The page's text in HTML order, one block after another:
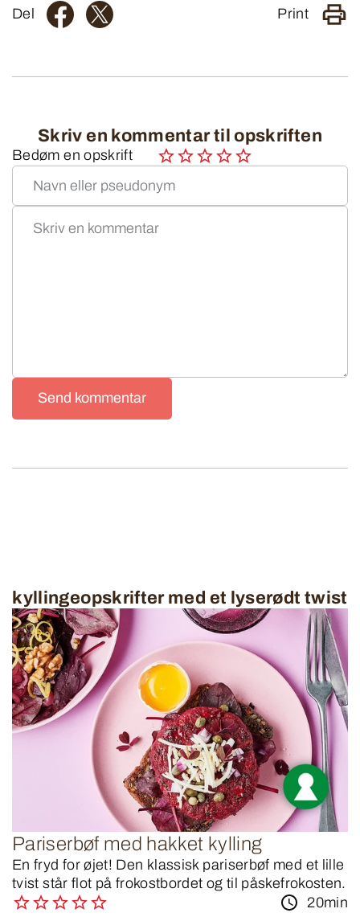
Del Print
Skriv en kommentar til opskriften
Bedøm en opskrift
Send kommentar
kyllingeopskrifter med et lyserødt twist
Pariserbøf med hakket kylling
En fryd for øjet! Den klassisk pariserbøf med et lille
tvist står flot på frokostbordet og til påskefrokosten.
20min